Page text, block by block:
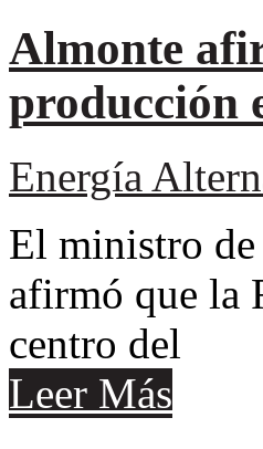
Almonte
producción
Energía
El ministro
afirmó que la
centro del
Leer Más